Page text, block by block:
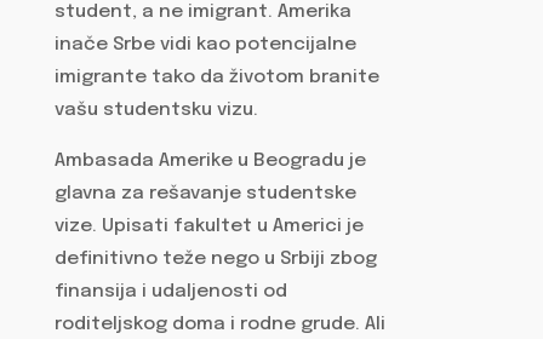
student, a ne imigrant. Amerika
inače Srbe vidi kao potencijalne
imigrante tako da životom branite
vašu studentsku vizu.
Ambasada Amerike u Beogradu je
glavna za rešavanje studentske
vize. Upisati fakultet u Americi je
definitivno teže nego u Srbiji zbog
finansija i udaljenosti od
roditeljskog doma i rodne grude. Ali